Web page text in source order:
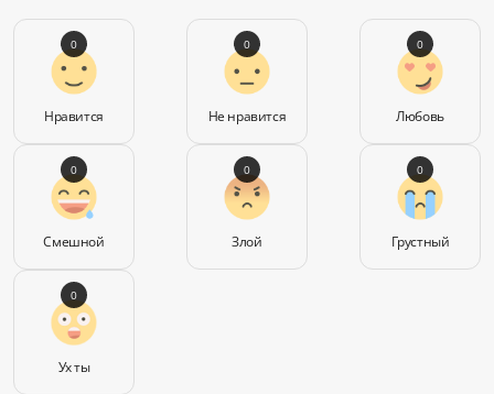
Нравится
0
Не нравится
0
Любовь
0
Смешной
0
Злой
0
Грустный
0
Ух ты
0